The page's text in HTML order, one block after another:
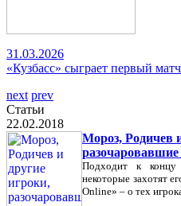
31.03.2026
«Кузбасс» сыграет первый
next prev
Статьи
22.02.2018
Мороз, Родичев
разочаровавшие
Подходит к концу
некоторые захотят
Online» – о тех